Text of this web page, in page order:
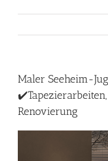
Maler Seeheim-
Renovierung